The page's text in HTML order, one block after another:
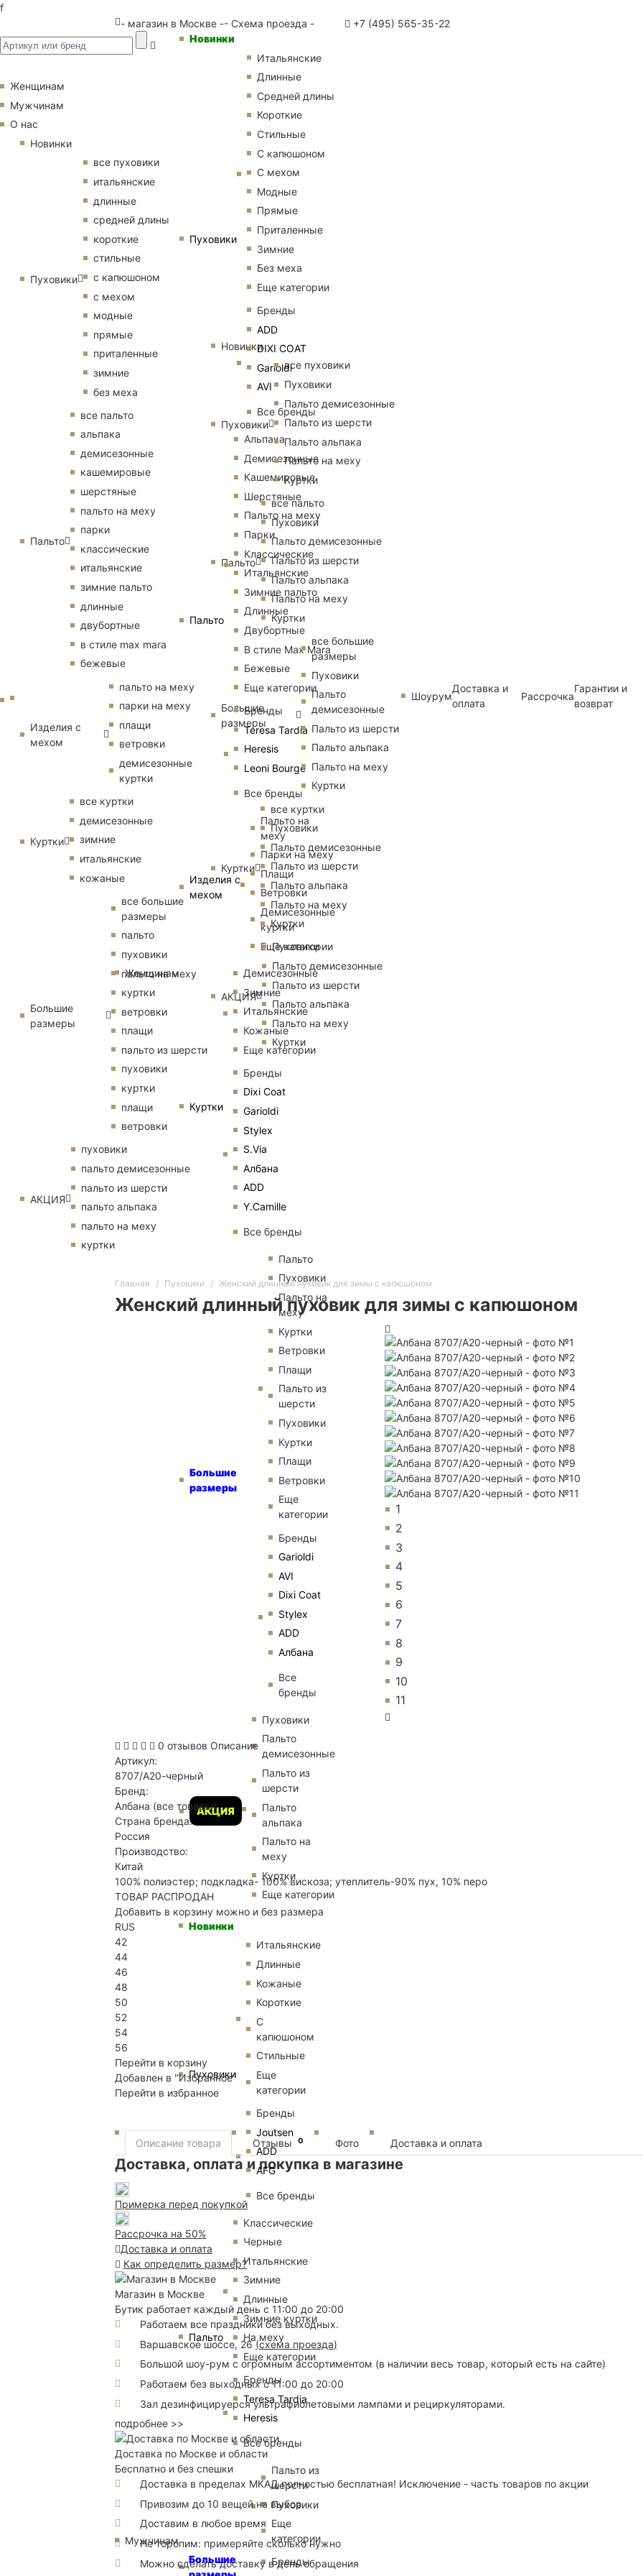
f
- магазин в Москве -- Схема проезда - +7 (495) 565-35-22
Женщинам
Новинки
Пуховики
Итальянские
Длинные
Средней длины
Короткие
Стильные
С капюшоном
С мехом
Модные
Прямые
Приталенные
Зимние
Без меха
Еще категории
Бренды
ADD
DIXI COAT
Garioldi
AVI
Все бренды
Пальто
Альпака
Демисезонные
Кашемировые
Шерстяные
Пальто на меху
Парки
Классические
Итальянские
Зимние пальто
Длинные
Двубортные
В стиле Max Mara
Бежевые
Еще категории
Бренды
Teresa Tardia
Heresis
Leoni Bourge
Все бренды
Изделия с
мехом
Пальто на
меху
Парки на меху
Плащи
Ветровки
Демисезонные
куртки
Еще категории
Куртки
Демисезонные
Зимние
Итальянские
Кожаные
Еще категории
Бренды
Dixi Coat
Garioldi
Stylex
S.Via
Албана
ADD
Y.Camille
Все бренды
Большие
размеры
Пальто
Пуховики
Пальто на
меху
Куртки
Ветровки
Плащи
Пальто из
шерсти
Пуховики
Куртки
Плащи
Ветровки
Еще
категории
Бренды
Garioldi
AVI
Dixi Coat
Stylex
ADD
Албана
Все
бренды
АКЦИЯ
Пуховики
Пальто
демисезонные
Пальто из
шерсти
Пальто
альпака
Пальто на
меху
Куртки
Еще категории
Мужчинам
Новинки
Пуховики
Итальянские
Длинные
Кожаные
Короткие
С
капюшоном
Стильные
Еще
категории
Бренды
Joutsen
ADD
AFG
Все бренды
Пальто
Классические
Черные
Итальянские
Зимние
Длинные
Зимние куртки
На меху
Еще категории
Бренды
Teresa Tardia
Heresis
Все бренды
Большие
Пальто из
шерсти
Пуховики
Еще
категории
Бренды
Женщинам
Мужчинам
О нас
Новинки
Пуховики
все пуховики
итальянские
длинные
средней длины
короткие
стильные
с капюшоном
с мехом
модные
прямые
приталенные
зимние
без меха
Пальто
все пальто
альпака
демисезонные
кашемировые
шерстяные
пальто на меху
парки
классические
итальянские
зимние пальто
длинные
двубортные
в стиле max mara
бежевые
Изделия с
мехом
пальто на меху
парки на меху
плащи
ветровки
демисезонные
куртки
Куртки
все куртки
демисезонные
зимние
итальянские
кожаные
Большие
размеры
все большие
размеры
пальто
пуховики
пальто на меху
куртки
ветровки
плащи
пальто из шерсти
пуховики
куртки
плащи
ветровки
АКЦИЯ
пуховики
пальто демисезонные
пальто из шерсти
пальто альпака
пальто на меху
куртки
Новинки
Пуховики
все пуховики
Пуховики
Пальто демисезонные
Пальто из шерсти
Пальто альпака
Пальто на меху
Куртки
Пальто
все пальто
Пуховики
Пальто демисезонные
Пальто из шерсти
Пальто альпака
Пальто на меху
Куртки
Большие
размеры
все большие
размеры
Пуховики
Пальто
демисезонные
Пальто из шерсти
Пальто альпака
Пальто на меху
Куртки
Куртки
все куртки
Пуховики
Пальто демисезонные
Пальто из шерсти
Пальто альпака
Пальто на меху
Куртки
АКЦИЯ
Пуховики
Пальто демисезонные
Пальто из шерсти
Пальто альпака
Пальто на меху
Куртки
Шоурум
Доставка и
оплата
Рассрочка
Гарантии и
возврат
Главная Пуховики Женский длинный пуховик для зимы с капюшоном
Женский длинный пуховик для зимы с капюшоном
1
2
3
4
5
6
7
8
9
10
11
0 отзывов Описание
Артикул:
8707/А20-черный
Бренд:
Албана (все товары)
Страна бренда:
Россия
Производство:
Китай
100% полиэстер; подкладка- 100% вискоза; утеплитель-90% пух, 10% перо
ТОВАР РАСПРОДАН
Добавить в корзину можно и без размера
RUS
42
44
46
48
50
52
54
56
Перейти в корзину
Добавлен в "Избранное"
Перейти в избранное
Описание товара Отзывы 0 Фото Доставка и оплата
Доставка, оплата и покупка в магазине
Примерка перед покупкой
Рассрочка на 50%
Доставка и оплата
Как определить размер?
Магазин в Москве
Бутик работает каждый день с 11:00 до 20:00
Работаем все праздники без выходных.
Варшавское шоссе, 26(схема проезда)
Большой шоу-рум с огромным ассортиментом (в наличии весь товар, который есть на сайте)
Работаем без выходных с 11:00 до 20:00
Зал дезинфицируерся ультрафиолетовыми лампами и рециркуляторами.
подробнее >>
Доставка по Москве и области
Бесплатно и без спешки
Доставка в пределах МКАД полностью бесплатная! Исключение - часть товаров по акции
Привозим до 10 вещей на выбор
Доставим в любое время
Не торопим: примеряйте сколько нужно
Можно сделать доставку в день обращения